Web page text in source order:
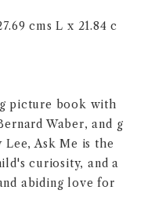
cms L x 21.84 c
picture book with
Waber, and g
Ask Me is the
curiosity, and a
abiding love for